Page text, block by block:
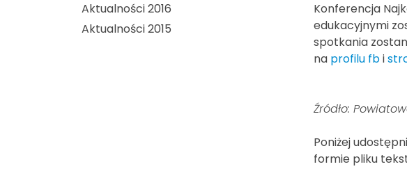
Aktualności 2016
Aktualności 2015
Konferencja
edukacyjnymi
spotkania
na profilu fbi
Źródło:
Poniżej
formie pliku